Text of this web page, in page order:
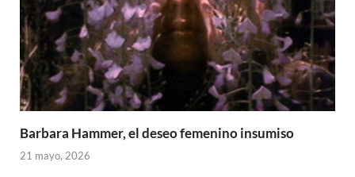
Barbara Hammer, el deseo femenino insumiso
21 mayo, 2026